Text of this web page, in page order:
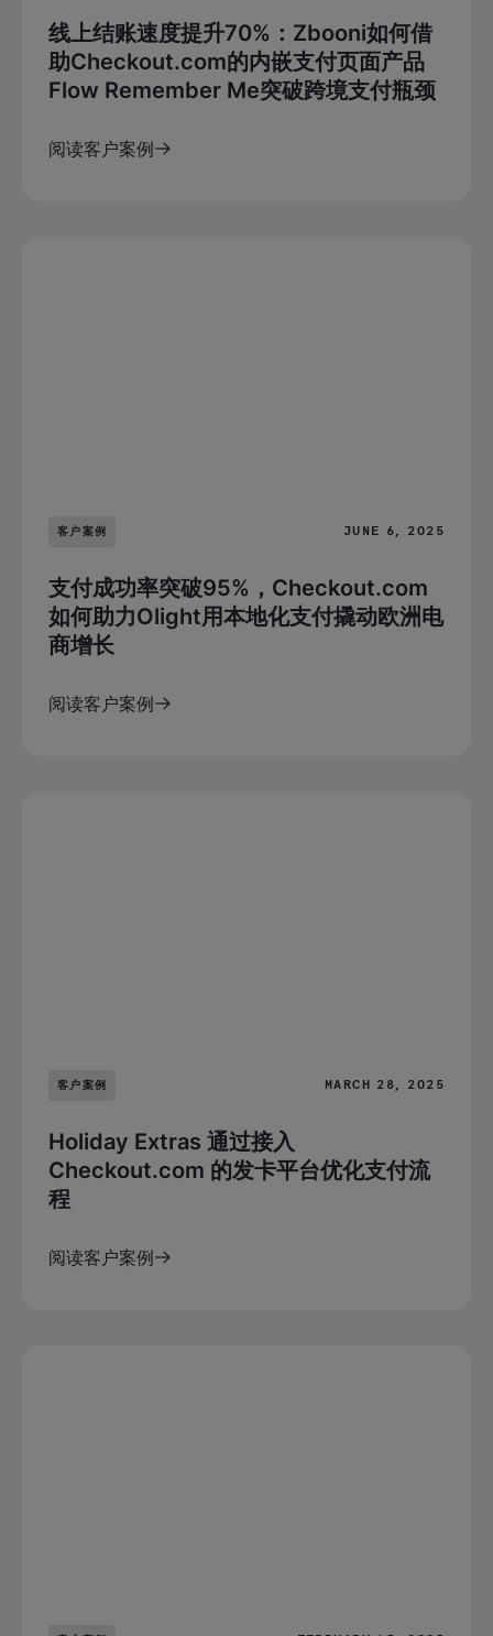
线上结账速度提升70%：Zbooni如何借
助Checkout.com的内嵌支付页面产品
Flow Remember Me突破跨境支付瓶颈
阅读客户案例
客户案例 JUNE 6, 2025
支付成功率突破95%​​，Checkout.com
如何助力Olight用本地化支付撬动欧洲电
商增长
阅读客户案例
客户案例 MARCH 28, 2025
Holiday Extras 通过接入
Checkout.com 的发卡平台优化支付流
程
阅读客户案例